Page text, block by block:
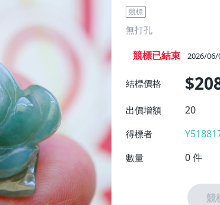
競標
無打孔
競標已結束 2026/06/
結標價格
出價增額
20
得標者
數量 0件
競